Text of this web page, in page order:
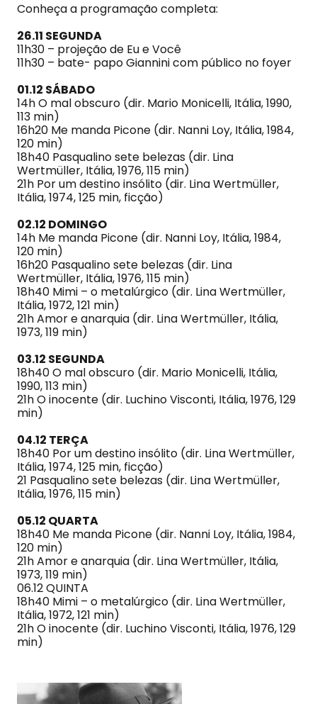
Conheça a programação completa:
26.11 SEGUNDA
11h30 – projeção de Eu e Você
11h30 – bate- papo Giannini com público no foyer
01.12 SÁBADO
14h O mal obscuro (dir. Mario Monicelli, Itália, 1990,
113 min)
16h20 Me manda Picone (dir. Nanni Loy, Itália, 1984,
120 min)
18h40 Pasqualino sete belezas (dir. Lina
Wertmüller, Itália, 1976, 115 min)
21h Por um destino insólito (dir. Lina Wertmüller,
Itália, 1974, 125 min, ficção)
02.12 DOMINGO
14h Me manda Picone (dir. Nanni Loy, Itália, 1984,
120 min)
16h20 Pasqualino sete belezas (dir. Lina
Wertmüller, Itália, 1976, 115 min)
18h40 Mimi – o metalúrgico (dir. Lina Wertmüller,
Itália, 1972, 121 min)
21h Amor e anarquia (dir. Lina Wertmüller, Itália,
1973, 119 min)
03.12 SEGUNDA
18h40 O mal obscuro (dir. Mario Monicelli, Itália,
1990, 113 min)
21h O inocente (dir. Luchino Visconti, Itália, 1976, 129
min)
04.12 TERÇA
18h40 Por um destino insólito (dir. Lina Wertmüller,
Itália, 1974, 125 min, ficção)
21 Pasqualino sete belezas (dir. Lina Wertmüller,
Itália, 1976, 115 min)
05.12 QUARTA
18h40 Me manda Picone (dir. Nanni Loy, Itália, 1984,
120 min)
21h Amor e anarquia (dir. Lina Wertmüller, Itália,
1973, 119 min)
06.12 QUINTA
18h40 Mimi – o metalúrgico (dir. Lina Wertmüller,
Itália, 1972, 121 min)
21h O inocente (dir. Luchino Visconti, Itália, 1976, 129
min)